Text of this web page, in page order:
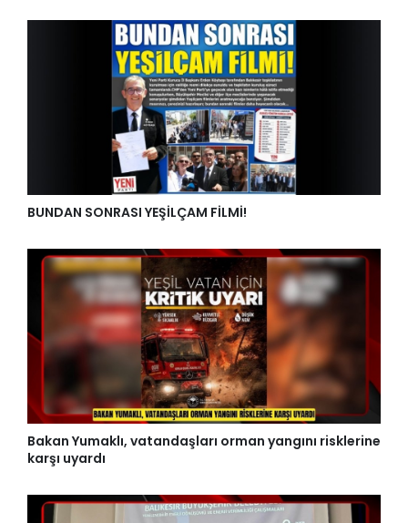
BUNDAN SONRASI YEŞİLÇAM FİLMİ!
Bakan Yumaklı, vatandaşları orman yangını risklerine
karşı uyardı